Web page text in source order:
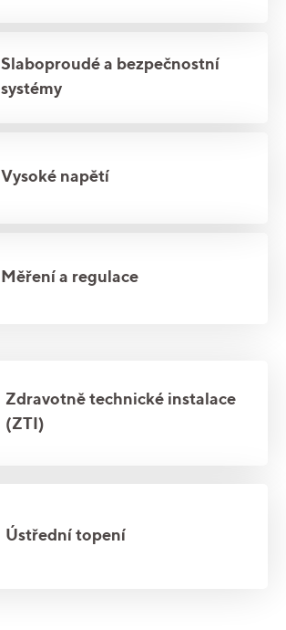
Slaboproudé a bezpečnostní
systémy
Vysoké napětí
Měření a regulace
Zdravotně technické instalace
(ZTI)
Ústřední topení